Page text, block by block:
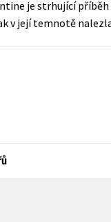
je strhující
v její temnotě